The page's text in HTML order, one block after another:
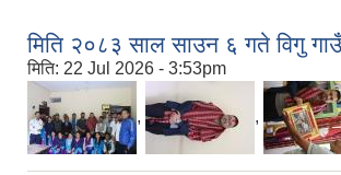
मिति २०८३ साल साउन ६ गते विगु
मिति: 22 Jul 2026 - 3:53pm
, ,